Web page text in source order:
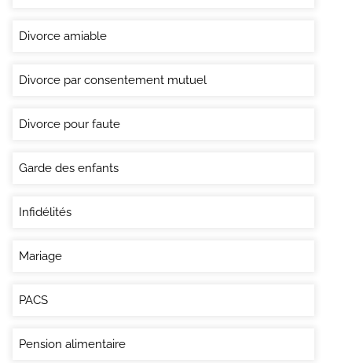
Divorce amiable
Divorce par consentement mutuel
Divorce pour faute
Garde des enfants
Infidélités
Mariage
PACS
Pension alimentaire